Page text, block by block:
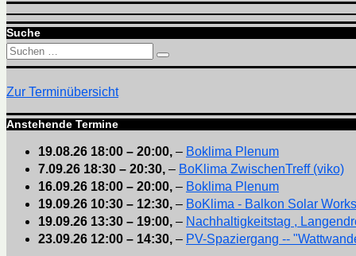
Suche
Suchen
nach:
Suchen
Zur Terminübersicht
Anstehende Termine
19.08.26 18:00 – 20:00, – Boklima Plenum
7.09.26 18:30 – 20:30, – BoKlima ZwischenTreff (viko)
16.09.26 18:00 – 20:00, – Boklima Plenum
19.09.26 10:30 – 12:30, – BoKlima - Balkon Solar
19.09.26 13:30 – 19:00, – Nachhaltigkeitstag ,
23.09.26 12:00 – 14:30, – PV-Spaziergang --